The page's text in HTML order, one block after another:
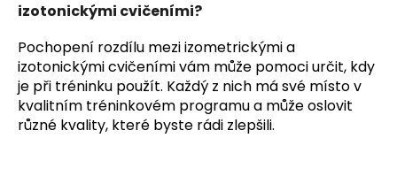
izotonickými cvičeními?
Pochopení rozdílu mezi izometrickými a
izotonickými cvičeními vám může pomoci určit, kdy
je při tréninku použít. Každý z nich má své místo v
kvalitním tréninkovém programu a může oslovit
různé kvality, které byste rádi zlepšili.